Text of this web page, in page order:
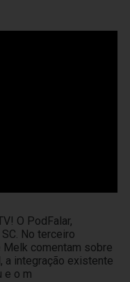
O PodFalar,
No terceiro
comentam sobre
a integração existente
e o m